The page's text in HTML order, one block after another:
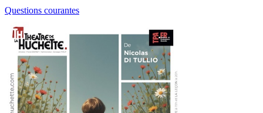
Questions courantes